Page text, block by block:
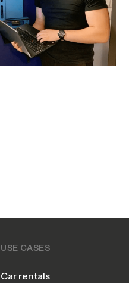
USE CASES
Car rentals